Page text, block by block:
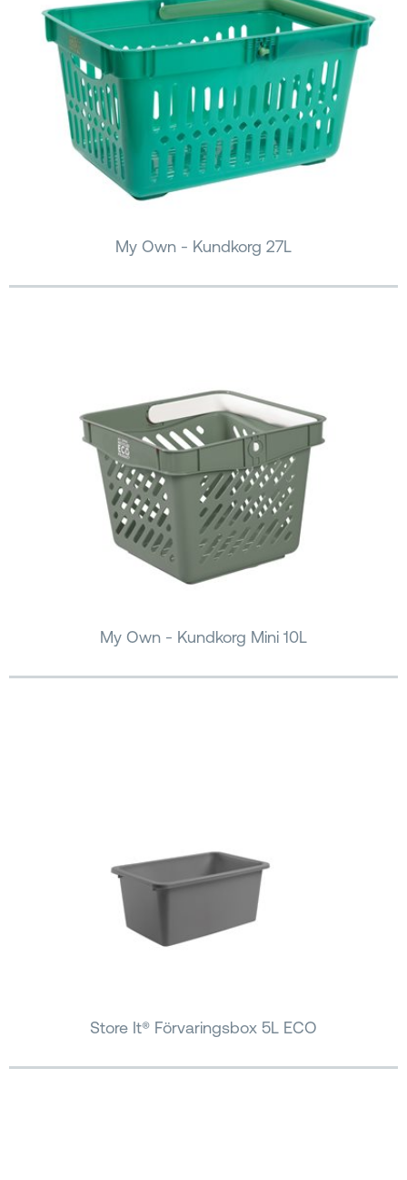
My Own - Kundkorg 27L
My Own - Kundkorg Mini 10L
Store It® Förvaringsbox 5L ECO